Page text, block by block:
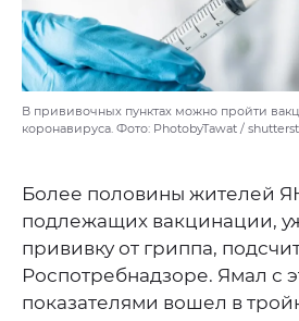
В прививочных пунктах можно пройти
коронавируса. Фото: PhotobyTawat /
Более половины жителей
подлежащих вакцинации,
прививку от гриппа,
Роспотребнадзоре. Ямал с
показателями вошел в